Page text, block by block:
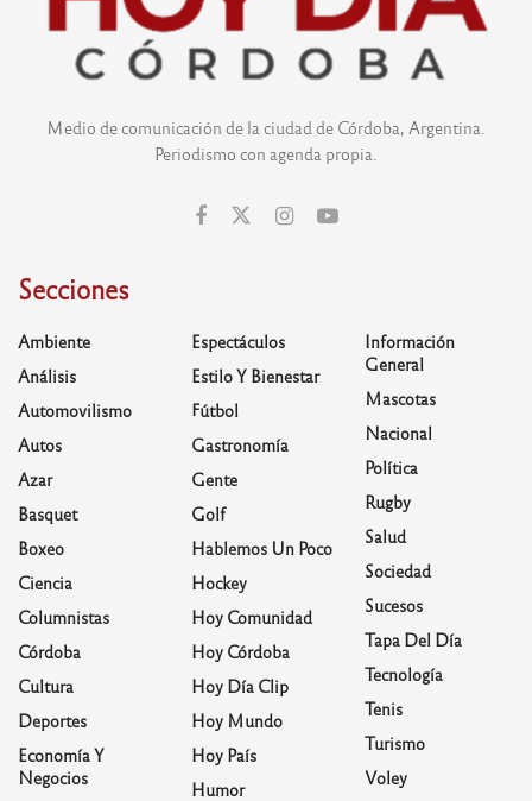
Medio de comunicación de la ciudad de Córdoba, Argentina.
Periodismo con agenda propia.
Secciones
Ambiente
Análisis
Automovilismo
Autos
Azar
Basquet
Boxeo
Ciencia
Columnistas
Córdoba
Cultura
Deportes
Economía Y
Negocios
Espectáculos
Estilo Y Bienestar
Fútbol
Gastronomía
Gente
Golf
Hablemos Un Poco
Hockey
Hoy Comunidad
Hoy Córdoba
Hoy Día Clip
Hoy Mundo
Hoy País
Humor
Información
General
Mascotas
Nacional
Política
Rugby
Salud
Sociedad
Sucesos
Tapa Del Día
Tecnología
Tenis
Turismo
Voley